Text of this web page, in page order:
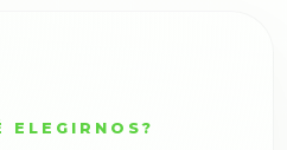
ELEGIRNOS?